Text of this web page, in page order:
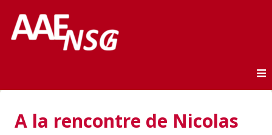
AAE-ENSG
A la rencontre de Nicolas